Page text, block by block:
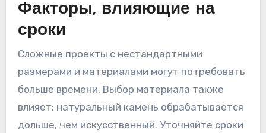
Факторы, влияющие на
сроки
Сложные проекты с нестандартными
размерами и материалами могут потребовать
больше времени. Выбор материала также
влияет: натуральный камень обрабатывается
дольше, чем искусственный. Уточняйте сроки